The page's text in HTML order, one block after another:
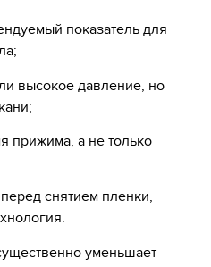
показатель для
высокое давление, но
прижима, а не только
снятием пленки,
уменьшает